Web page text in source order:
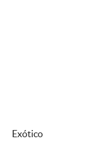
Exótico